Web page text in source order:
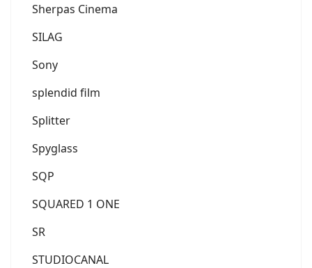
Sherpas Cinema
SILAG
Sony
splendid film
Splitter
Spyglass
SQP
SQUARED 1 ONE
SR
STUDIOCANAL